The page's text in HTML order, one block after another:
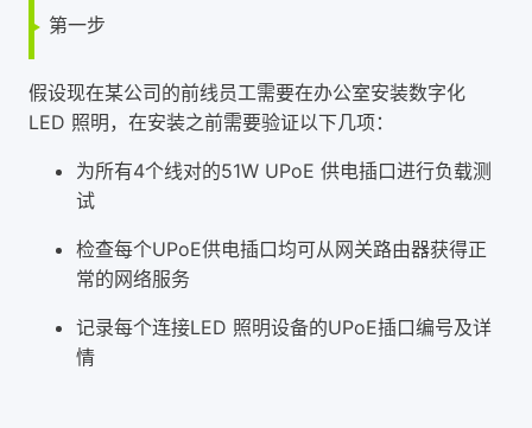
第一步
假设现在某公司的前线员工需要在办公室安装数字化
LED 照明，在安装之前需要验证以下几项：
为所有4个线对的51W UPoE 供电插口进行负载测
试
检查每个UPoE供电插口均可从网关路由器获得正
常的网络服务
记录每个连接LED 照明设备的UPoE插口编号及详
情